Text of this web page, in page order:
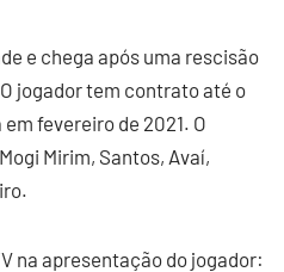
e chega após uma rescisão
jogador tem contrato até o
fevereiro de 2021. O
Mirim, Santos, Avaí,
na apresentação do jogador: